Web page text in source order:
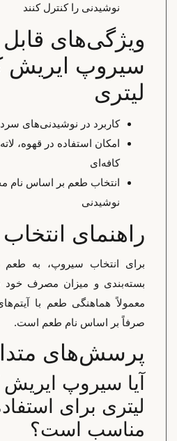
نوشیدنی را کنترل کنند
ویژگی‌های قابل
لیتری
کاربرد در نوشیدنی‌های سرد
امکان استفاده در قهوه،
کافه‌ای
انتخاب طعم بر اساس نام
نوشیدنی
راهنمای انتخاب
برای انتخاب سیروپ، به طعم
بسته‌بندی و میزان مصرف خود
معمولاً هماهنگی طعم با آیتم‌های
صرفاً بر اساس نام طعم است.
پرسش‌های
لیتری برای
مناسب است؟